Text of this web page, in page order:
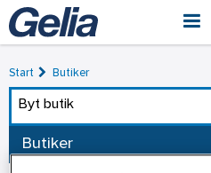
Start Butiker
Byt butik
Butiker